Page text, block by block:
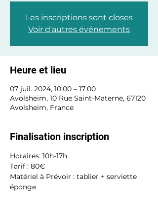
Les inscriptions sont closes
Voir d'autres événements
Heure et lieu
07 juil. 2024, 10:00 – 17:00
Avolsheim, 10 Rue Saint-Materne, 67120
Avolsheim, France
Finalisation inscription
Horaires: 10h-17h
Tarif : 80€
Matériel à Prévoir : tablier + serviette
éponge